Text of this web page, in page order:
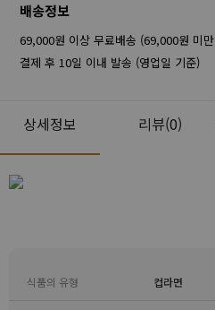
배송정보
69,000원 이상 무료배송 (69,000원 미
결제 후 10일 이내 발송 (영업일 기준)
상세정보 리뷰(0)
식품의 유형 컵라면